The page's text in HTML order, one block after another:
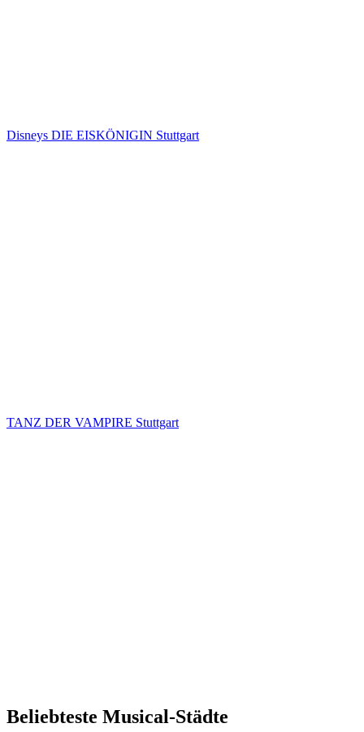
Disneys DIE EISKÖNIGIN Stuttgart
TANZ DER VAMPIRE Stuttgart
Beliebteste Musical-Städte